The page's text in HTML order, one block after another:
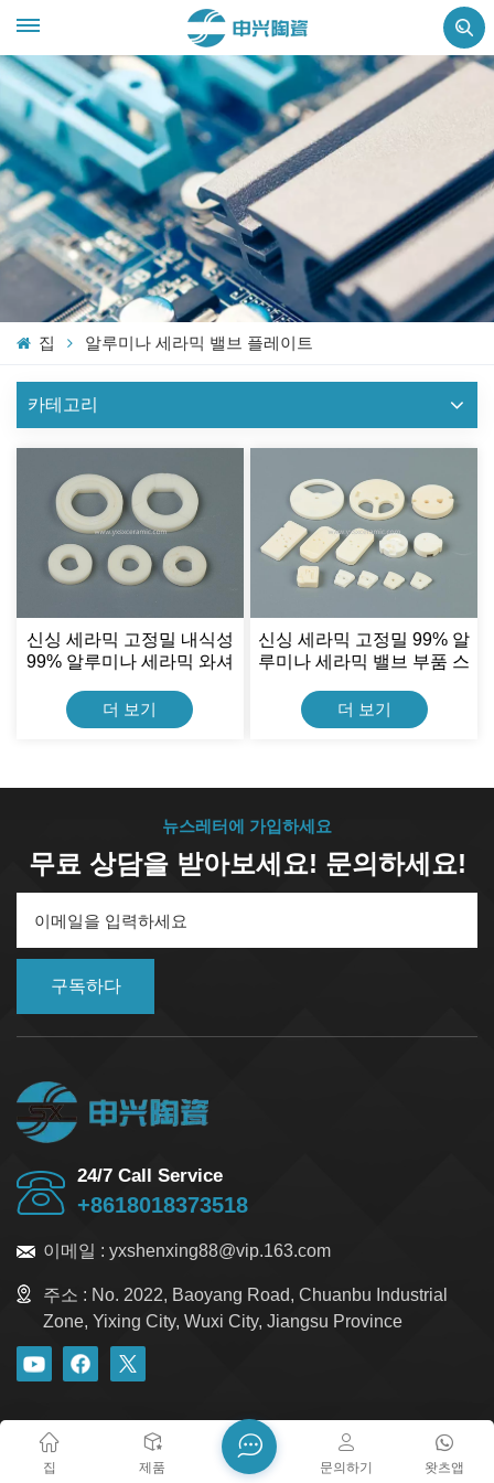
집 알루미나 세라믹 밸브 플레이트
카테고리
신싱 세라믹 고정밀 내식성
99% 알루미나 세라믹 와셔
더 보기
신싱 세라믹 고정밀 99% 알
루미나 세라믹 밸브 부품 스
더 보기
뉴스레터에 가입하세요
무료 상담을 받아보세요! 문의하세요!
구독하다
24/7 Call Service
+8618018373518
이메일 : yxshenxing88@vip.163.com
주소 : No. 2022, Baoyang Road, Chuanbu Industrial
Zone, Yixing City, Wuxi City, Jiangsu Province
Xml 개인정보 보호정책
사이트맵
저작권 @ 2026 Yixing Shenxing Technology Co., Ltd. 모든 권리
집 제품 왓츠앱
문의하기